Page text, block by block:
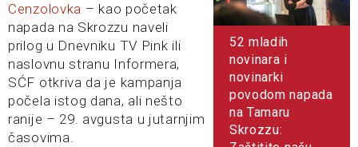
52 mladih
novinara i
novinarki
povodom napada
na Tamaru
Skrozzu:
Cenzolovka – kao početak
napada na Skrozzu naveli
prilog u Dnevniku TV Pink ili
naslovnu stranu Informera,
SĆF otkriva da je kampanja
počela istog dana, ali nešto
ranije – 29. avgusta u jutarnjim
časovima.